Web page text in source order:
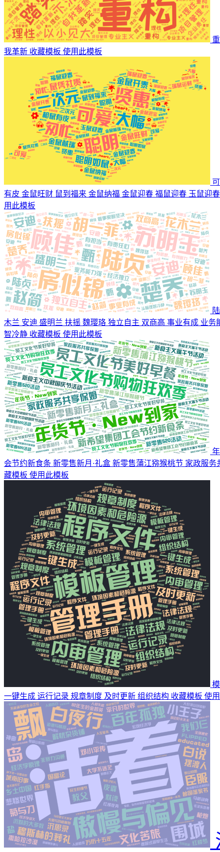
我革新 收藏模板 使用此模板
有皮 金鼠旺财 鼠到福来 金鼠纳福 金鼠迎春 福鼠迎春 玉鼠迎春
用此模板
木兰 安迪 盛明兰 扶摇 魏璎珞 独立自主 双商高 事业有成 业
智冷静 收藏模板 使用此模板
会节约新食条 新零售新月·礼盒 新零售蒲江猕猴桃节 家政服
藏模板 使用此模板
一键生成 运行记录 规章制度 及时更新 组织结构 收藏模板 使